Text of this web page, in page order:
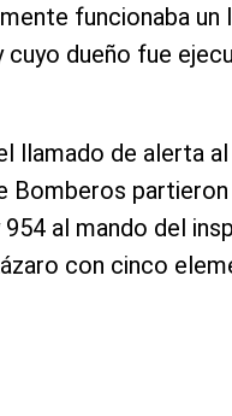
funcionaba un
cuyo dueño fue
llamado de alerta al
Bomberos partieron
954 al mando del
con cinco